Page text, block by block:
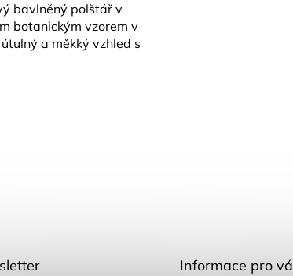
bavlněný polštář v
botanickým vzorem v
a měkký vzhled s
Informace pro